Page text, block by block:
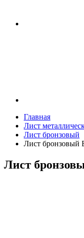
Главная
Лист
Лист бронзовый
Лист бронзовый
Лист